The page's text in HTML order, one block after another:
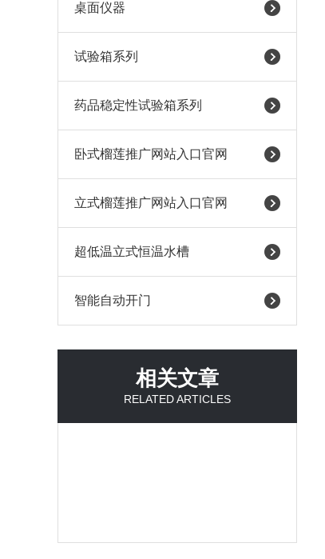
桌面仪器
试验箱系列
药品稳定性试验箱系列
卧式榴莲推广网站入口官网
立式榴莲推广网站入口官网
超低温立式恒温水槽
智能自动开门
相关文章
RELATED ARTICLES